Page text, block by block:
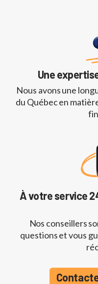
Une
Nous avons une
du Québec en
À votre service
Nos conseillers
questions et vous